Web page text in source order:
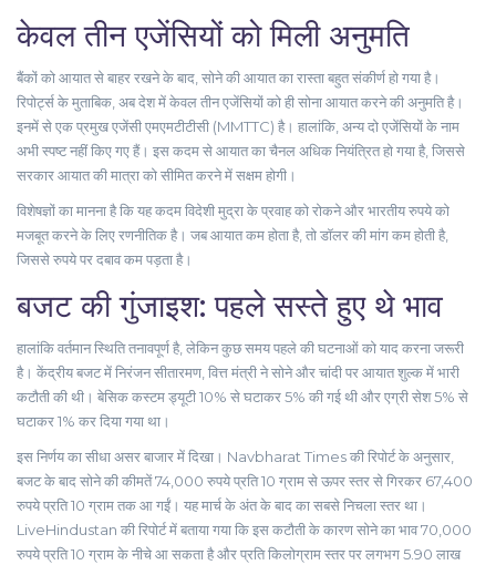
केवल तीन एजेंसियों को मिली अनुमति
बैंकों को आयात से बाहर रखने के बाद, सोने की आयात का रास्ता बहुत संकीर्ण हो गया है।
रिपोर्ट्स के मुताबिक, अब देश में केवल तीन एजेंसियों को ही सोना आयात करने की अनुमति है।
इनमें से एक प्रमुख एजेंसीएमएमटीटीसी (MMTTC) है। हालांकि, अन्य दो एजेंसियों के नाम
अभी स्पष्ट नहीं किए गए हैं। इस कदम से आयात का चैनल अधिक नियंत्रित हो गया है, जिससे
सरकार आयात की मात्रा को सीमित करने में सक्षम होगी।
विशेषज्ञों का मानना है कि यह कदम विदेशी मुद्रा के प्रवाह को रोकने और भारतीय रुपये को
मजबूत करने के लिए रणनीतिक है। जब आयात कम होता है, तो डॉलर की मांग कम होती है,
जिससे रुपये पर दबाव कम पड़ता है।
बजट की गुंजाइश: पहले सस्ते हुए थे भाव
हालांकि वर्तमान स्थिति तनावपूर्ण है, लेकिन कुछ समय पहले की घटनाओं को याद करना जरूरी
है। केंद्रीय बजट मेंनिरंजन सीतारमण वित्त मंत्रीने सोने और चांदी पर आयात शुल्क में भारी
कटौती की थी। बेसिक कस्टम ड्यूटी 10% से घटाकर 5% की गई थी और एग्री सेश 5% से
घटाकर 1% कर दिया गया था।
इस निर्णय का सीधा असर बाजार में दिखा। Navbharat Times की रिपोर्ट के अनुसार,
बजट के बाद सोने की कीमतें 74,000 रुपये प्रति 10 ग्राम से ऊपर स्तर से गिरकर 67,400
रुपये प्रति 10 ग्राम तक आ गईं। यह मार्च के अंत के बाद का सबसे निचला स्तर था।
LiveHindustan की रिपोर्ट में बताया गया कि इस कटौती के कारण सोने का भाव 70,000
रुपये प्रति 10 ग्राम के नीचे आ सकता है और प्रति किलोग्राम स्तर पर लगभग 5.90 लाख